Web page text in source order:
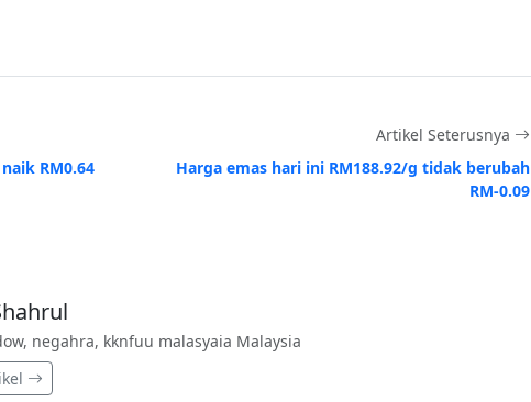
RM0.64
Artikel Seterusnya
Harga emas hari ini RM188.92/g tidak berubah
RM-0.09
negahra, kknfuu malasyaia Malaysia